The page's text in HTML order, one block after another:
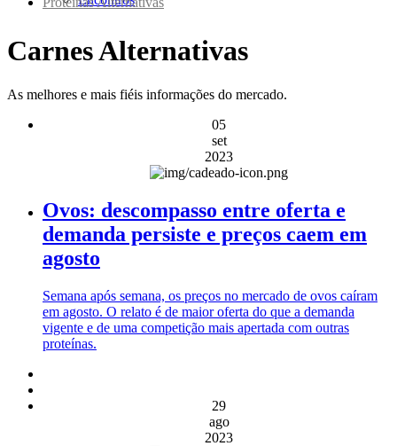
Carnes Alternativas
As melhores e mais fiéis informações do mercado.
05
set
2023
Ovos: descompasso entre oferta e
demanda persiste e preços caem em
agosto
Semana após semana, os preços no mercado de ovos caíram
em agosto. O relato é de maior oferta do que a demanda
vigente e de uma competição mais apertada com outras
proteínas.
29
ago
2023